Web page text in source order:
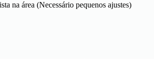
na área (Necessário pequenos ajustes)